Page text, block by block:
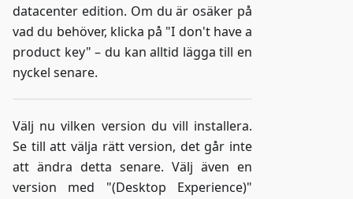
datacenter edition. Om du är osäker på
vad du behöver, klicka på "I don't have a
product key" – du kan alltid lägga till en
nyckel senare.
Välj nu vilken version du vill installera.
Se till att välja rätt version, det går inte
att ändra detta senare. Välj även en
version med "(Desktop Experience)"